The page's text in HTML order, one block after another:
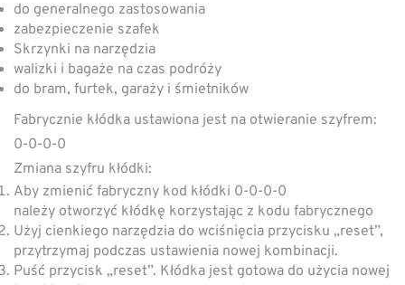
do generalnego zastosowania
zabezpieczenie szafek
Skrzynki na narzędzia
walizki i bagaże na czas podróży
do bram, furtek, garaży i śmietników
Fabrycznie kłódka ustawiona jest na otwieranie szyfrem:
0-0-0-0
Zmiana szyfru kłódki:
Aby zmienić fabryczny kod kłódki 0-0-0-0
należy otworzyć kłódkę korzystając z kodu fabrycznego
Użyj cienkiego narzędzia do wciśnięcia przycisku „reset”,
przytrzymaj podczas ustawienia nowej kombinacji.
Puść przycisk „reset”. Kłódka jest gotowa do użycia nowej